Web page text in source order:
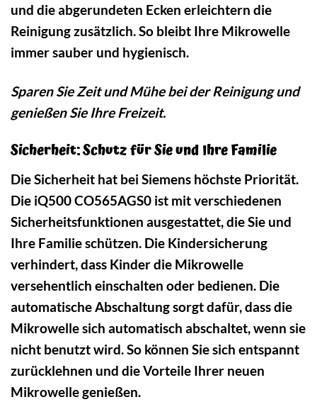
und die abgerundeten Ecken erleichtern die
Reinigung zusätzlich. So bleibt Ihre Mikrowelle
immer sauber und hygienisch.
Sparen Sie Zeit und Mühe bei der Reinigung und
genießen Sie Ihre Freizeit.
Sicherheit: Schutz für Sie und Ihre Familie
Die Sicherheit hat bei Siemens höchste Priorität.
Die iQ500 CO565AGS0 ist mit verschiedenen
Sicherheitsfunktionen ausgestattet, die Sie und
Ihre Familie schützen. Die Kindersicherung
verhindert, dass Kinder die Mikrowelle
versehentlich einschalten oder bedienen. Die
automatische Abschaltung sorgt dafür, dass die
Mikrowelle sich automatisch abschaltet, wenn sie
nicht benutzt wird. So können Sie sich entspannt
zurücklehnen und die Vorteile Ihrer neuen
Mikrowelle genießen.